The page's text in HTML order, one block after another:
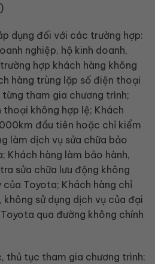
dụng đối với các trường hợp:
nghiệp, hộ kinh doanh,
hợp khách hàng không
hàng trùng lặp số điện thoại
tham gia chương trình;
không hợp lệ; Khách
đầu tiên hoặc chỉ kiểm
làm dịch vụ sửa chữa bảo
Khách hàng làm bảo hành,
sửa chữa lưu động không
Toyota; Khách hàng chỉ
không sử dụng dịch vụ của đại
qua đường không chính
thủ tục tham gia chương trình: